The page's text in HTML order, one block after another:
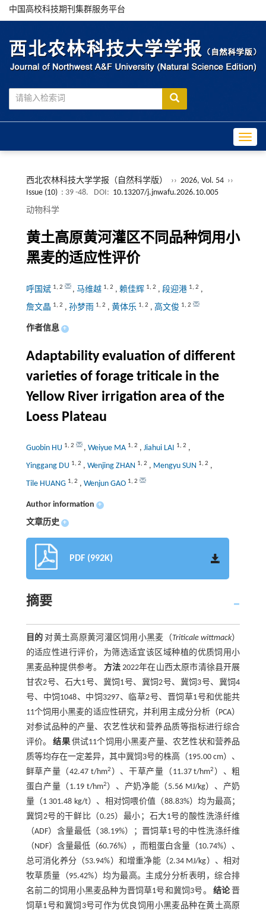
中国高校科技期刊集群服务平台
西北农林科技大学学报（自然科学版） ›› 2026, Vol. 54 ››
Issue (10) : 39 -48. DOI: 10.13207/j.jnwafu.2026.10.005
动物科学
黄土高原黄河灌区不同品种饲用小
黑麦的适应性评价
呼国斌 1, 2 , 马维越 1, 2 , 赖佳辉 1, 2 , 段迎港 1, 2 ,
詹文晶 1, 2 , 孙梦雨 1, 2 , 黄体乐 1, 2 , 高文俊 1, 2
作者信息 +
Adaptability evaluation of different
varieties of forage triticale in the
Yellow River irrigation area of the
Loess Plateau
Guobin HU 1, 2 , Weiyue MA 1, 2 , Jiahui LAI 1, 2 ,
Yinggang DU 1, 2 , Wenjing ZHAN 1, 2 , Mengyu SUN 1, 2 ,
Tile HUANG 1, 2 , Wenjun GAO 1, 2
Author information +
文章历史 +
PDF (992K)
摘要
目的 对黄土高原黄河灌区饲用小黑麦（Triticale wittmack）
的适应性进行评价，为筛选适宜该区域种植的优质饲用小
黑麦品种提供参考。 方法2022年在山西太原市清徐县开展
甘农2号、石大1号、冀饲1号、冀饲2号、冀饲3号、冀饲4
号、中饲1048、中饲3297、临草2号、晋饲草1号和优能共
11个饲用小黑麦的适应性研究，并利用主成分分析（PCA）
对参试品种的产量、农艺性状和营养品质等指标进行综合
评价。结果供试11个饲用小黑麦产量、农艺性状和营养品
质等均存在一定差异，其中冀饲3号的株高（195.00 cm）、
鲜草产量（42.47 t/hm2 ）、干草产量（11.37 t/hm2 ）、粗
蛋白产量（1.19 t/hm2 ）、产奶净能（5.56 MJ/kg）、产奶
量（1 301.48 kg/t）、相对饲喂价值（88.83%）均为最高；
冀饲2号的干鲜比（0.25）最小；石大1号的酸性洗涤纤维
（ADF）含量最低（38.19%）；晋饲草1号的中性洗涤纤维
（NDF）含量最低（60.76%），而粗蛋白含量（10.74%）、
总可消化养分（53.94%）和增重净能（2.34 MJ/kg）、相对
牧草质量（95.42%）均为最高。主成分分析表明，综合排
名前二的饲用小黑麦品种为晋饲草1号和冀饲3号。 结论晋
饲草1号和冀饲3号可作为优良饲用小黑麦品种在黄土高原